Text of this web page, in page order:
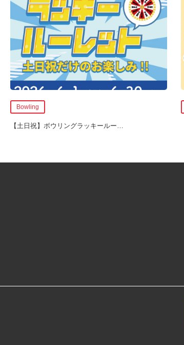
Bowling
【土日祝】ボウリングラッキールー…